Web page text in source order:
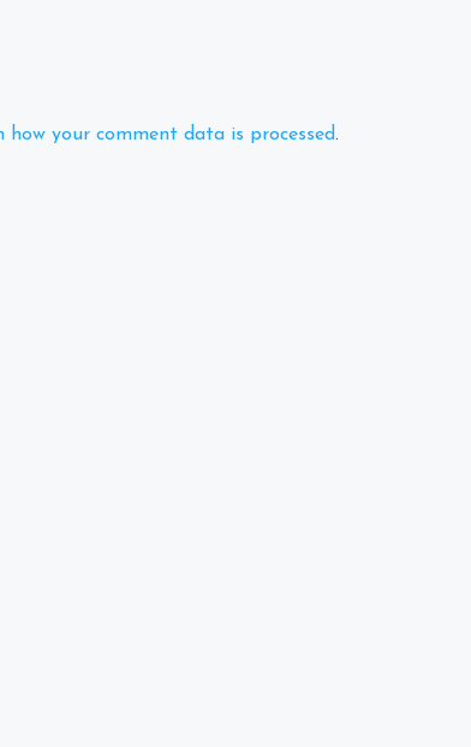
how your comment data is processed.